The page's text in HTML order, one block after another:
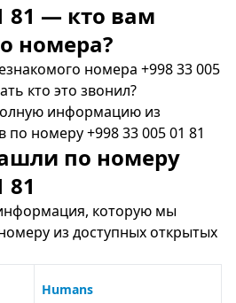
81 — кто вам
номера?
номера +998 33 005
кто это звонил?
информацию из
по номеру +998 33 005 01 81
по номеру
81
которую мы
из доступных открытых
Humans